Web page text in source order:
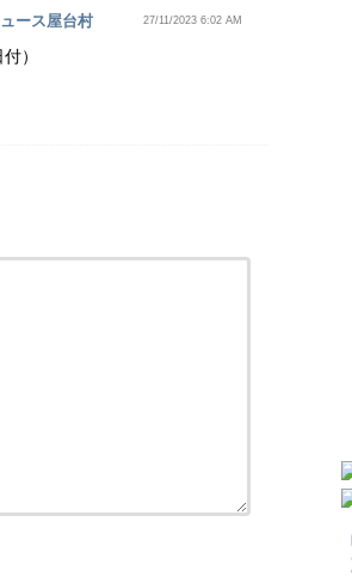
ース屋台村 27/11/2023 6:02 AM
）